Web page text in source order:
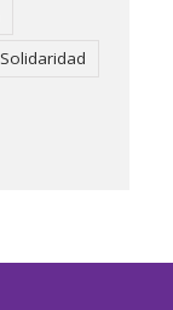
Solidaridad